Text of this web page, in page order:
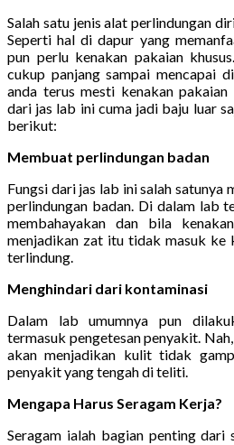
Salah satu jenis alat perlindungan
Seperti hal di dapur yang
pun perlu kenakan pakaian
cukup panjang sampai mencapai
anda terus mesti kenakan
dari jas lab ini cuma jadi baju luar
berikut:
Membuat perlindungan badan
Fungsi dari jas lab ini salah satunya
perlindungan badan. Di dalam lab
membahayakan dan bila
menjadikan zat itu tidak masuk ke
terlindung.
Menghindari dari kontaminasi
Dalam lab umumnya pun
termasuk pengetesan penyakit.
akan menjadikan kulit tidak
penyakit yang tengah di teliti.
Mengapa Harus Seragam Kerja?
Seragam ialah bagian penting dari